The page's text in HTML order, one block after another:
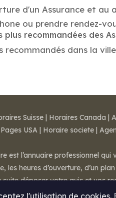
d'un Assurance et au
ou prendre rendez-
plus recommandées des
recommandés dans la
l'utilisation de cookies.
Suisse | Horaires Canada |
USA | Horaire societe |
est l’annuaire professionnel
les heures d’ouverture, d’un
déposer votre avis et vos
- Contact